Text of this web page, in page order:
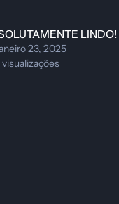
23, 2025
visualizações